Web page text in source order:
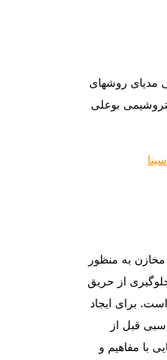
مدیای روشهای
بوعلی
به منظور
از حریق
برای ایجاد
قبل از
با مفاهیم و